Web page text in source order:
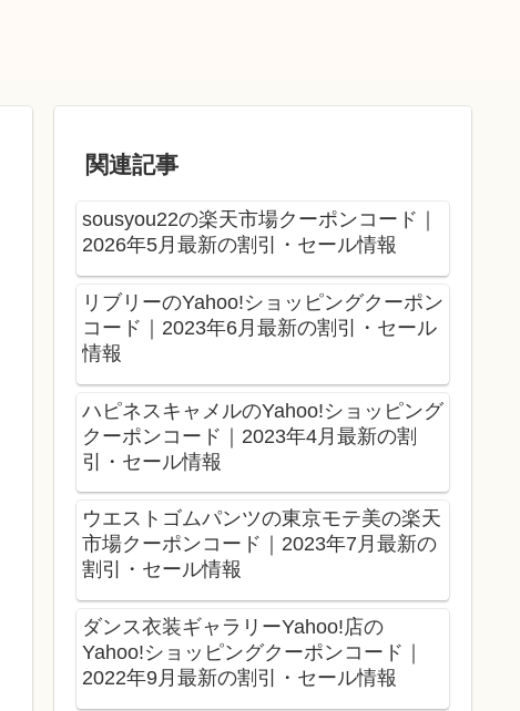
関連記事
sousyou22の楽天市場クーポンコード｜
2026年5月最新の割引・セール情報
リブリーのYahoo!ショッピングクーポン
コード｜2023年6月最新の割引・セール
情報
ハピネスキャメルのYahoo!ショッピング
クーポンコード｜2023年4月最新の割
引・セール情報
ウエストゴムパンツの東京モテ美の楽天
市場クーポンコード｜2023年7月最新の
割引・セール情報
ダンス衣装ギャラリーYahoo!店の
Yahoo!ショッピングクーポンコード｜
2022年9月最新の割引・セール情報